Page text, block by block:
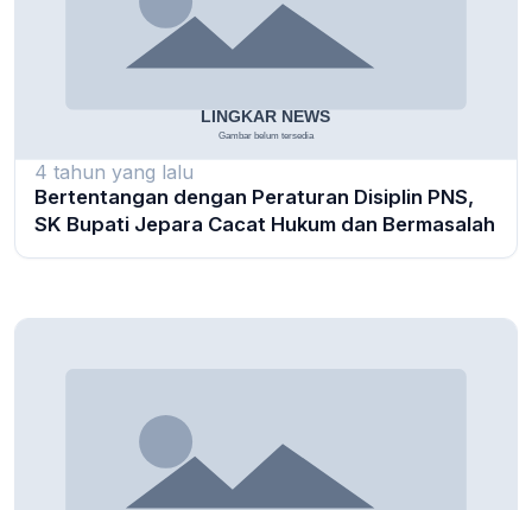
4 tahun yang lalu
Bertentangan dengan Peraturan Disiplin PNS,
SK Bupati Jepara Cacat Hukum dan Bermasalah